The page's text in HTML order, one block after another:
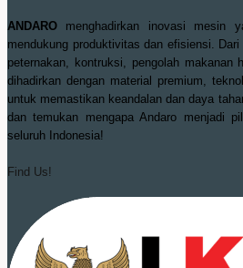
ANDARO menghadirkan inovasi mesin
mendukung produktivitas dan efisiensi.
peternakan, kontruksi, pengolah makanan
dihadirkan dengan material premium,
untuk memastikan keandalan dan daya
dan temukan mengapa Andaro menjadi
seluruh Indonesia!
Find Us!